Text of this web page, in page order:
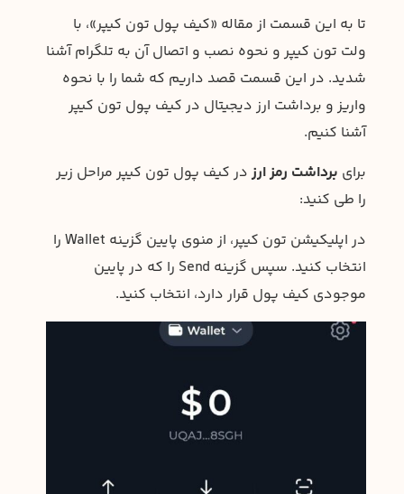
تا به این قسمت از مقاله «کیف پول تون کیپر»، با
ولت تون کیپر و نحوه نصب و اتصال آن به تلگرام آشنا
شدید. در این قسمت قصد داریم که شما را با نحوه
واریز و برداشت ارز دیجیتال در کیف پول تون کیپر
آشنا کنیم.
برای برداشت رمز ارز در کیف پول تون کیپر مراحل زیر
را طی کنید:
در اپلیکیشن تون کیپر، از منوی پایین گزینه Wallet را
انتخاب کنید. سپس گزینه Send را که در پایین
موجودی کیف پول قرار دارد، انتخاب کنید.